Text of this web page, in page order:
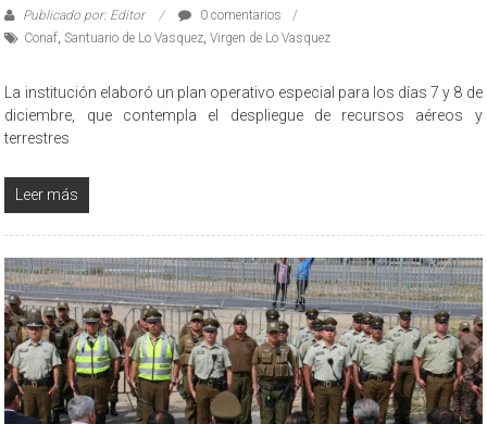
Publicado por: Editor
0 comentarios
Conaf,Santuario de Lo Vasquez,Virgen de Lo Vasquez
La institución elaboró un plan operativo especial para los días 7 y 8 de
diciembre, que contempla el despliegue de recursos aéreos y
terrestres
Leer más